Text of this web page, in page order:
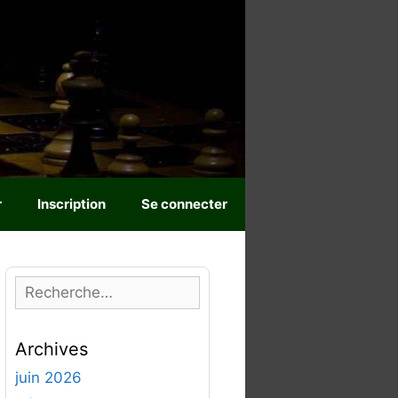
Inscription Se connecter
e
h
e
Archives
juin 2026